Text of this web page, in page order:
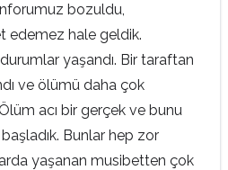
bozuldu,
edemez hale geldik.
yaşandı. Bir taraftan
ve ölümü daha çok
acı bir gerçek ve bunu
Bunlar hep zor
yaşanan musibetten çok